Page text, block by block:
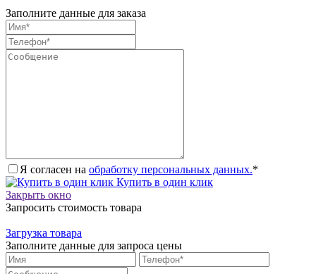
Заполните данные для заказа
Я согласен на обработку персональных данных.*
Купить в один клик
Закрыть окно
Запросить стоимость товара
Загрузка товара
Заполните данные для запроса цены